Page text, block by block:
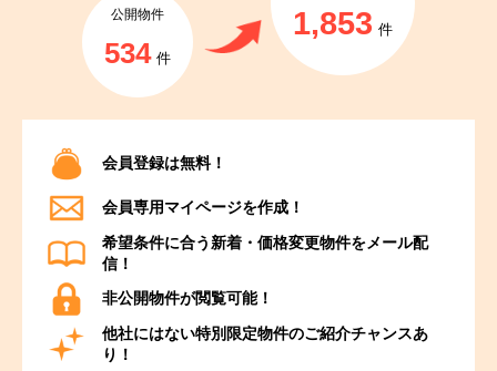
公開物件
534 件
1,853 件
会員登録は無料！
会員専用マイページを作成！
希望条件に合う新着・価格変更物件をメール配
信！
非公開物件が閲覧可能！
他社にはない特別限定物件のご紹介チャンスあ
り！